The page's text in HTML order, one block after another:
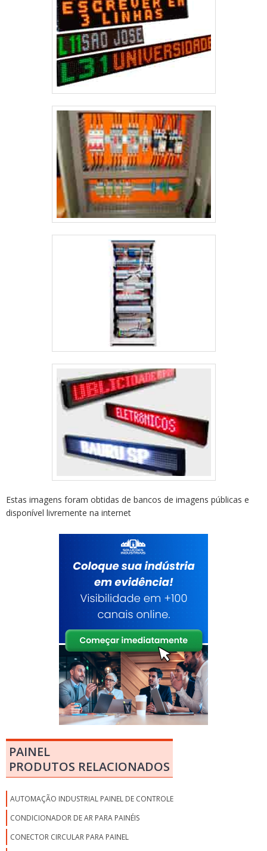
Estas imagens foram obtidas de bancos de imagens públicas e
disponível livremente na internet
PAINEL
PRODUTOS RELACIONADOS
AUTOMAÇÃO INDUSTRIAL PAINEL DE CONTROLE
CONDICIONADOR DE AR PARA PAINÉIS
CONECTOR CIRCULAR PARA PAINEL